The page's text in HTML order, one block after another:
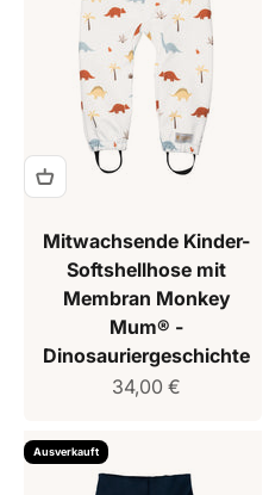
Mitwachsende Kinder-
Softshellhose mit
Membran Monkey
Mum® -
Dinosauriergeschichte
Verkaufspreis
34,00 €
Ausverkauft